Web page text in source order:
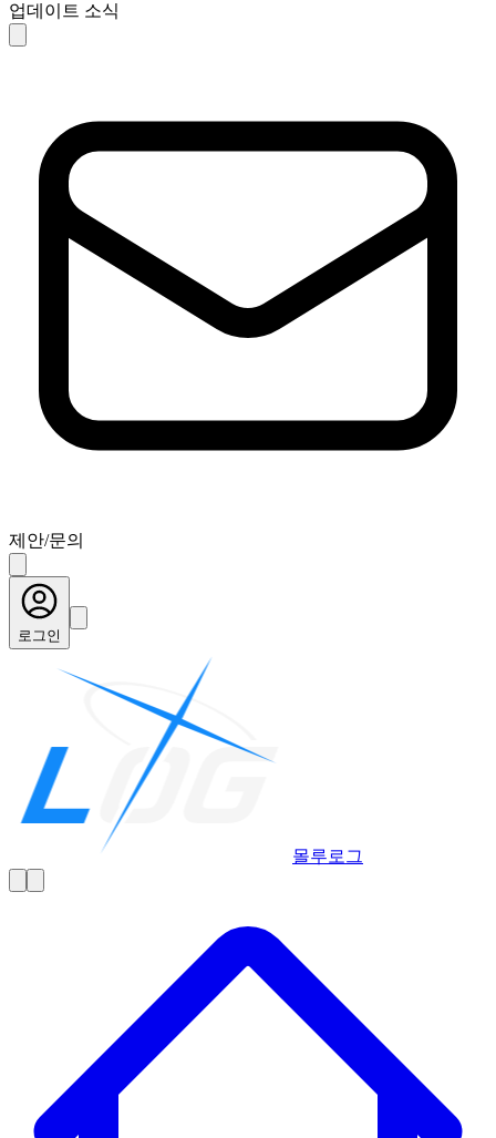
업데이트 소식
제안/문의
로그인
몰루로그